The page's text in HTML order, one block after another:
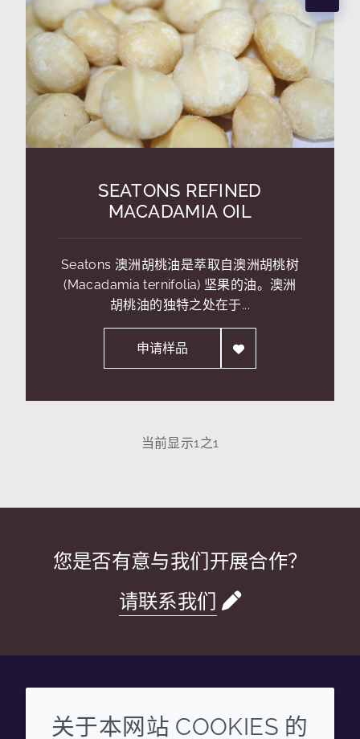
SEATONS REFINED
MACADAMIA OIL
Seatons 澳洲胡桃油是萃取自澳洲胡桃树
(Macadamia ternifolia) 坚果的油。澳洲
胡桃油的独特之处在于...
申请样品
当前显示1之1
您是否有意与我们开展合作？
请联系我们
WechatYouku Zhihu Tiktok
关于本网站 COOKIES 的